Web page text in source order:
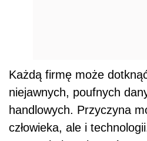
Każdą firmę może
niejawnych, poufnych
handlowych. Przyczyna
człowieka, ale i